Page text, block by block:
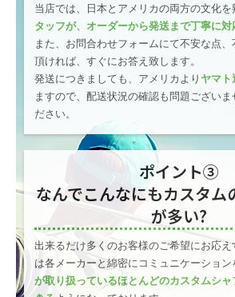
当店では、日本とアメリカの両方の文化を
タッフが、オーダーから発送まで丁寧に
また、お問合わせフォームにて不安な点
頂ければ、すぐにお答え致します。
発送につきましても、アメリカよりヤマ
ますので、配送状況の確認も問題ございま
ださい。
ポイント③
なんでこんなにもカスタム
が多い?
出来るだけ多くのお客様のご希望にお応
は各メーカーと綿密にコミュニケーション
が取り扱っているほとんどのカスタムシ